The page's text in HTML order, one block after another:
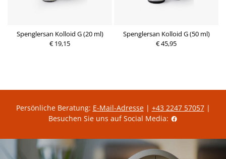
Spenglersan Kolloid G (20 ml)
€ 19,15
Spenglersan Kolloid G (50 ml)
€ 45,95
Persönliche Beratung: E-Mail-Adresse| +43 2247 57057|
Besuchen Sie uns auf Social Media: